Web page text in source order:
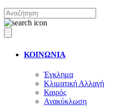
ΚΟΙΝΩΝΙΑ
Έγκλημα
Κλιματική Αλλαγή
Καιρός
Ανακύκλωση